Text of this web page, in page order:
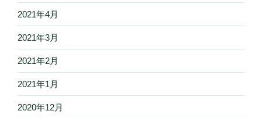
2021年4月
2021年3月
2021年2月
2021年1月
2020年12月